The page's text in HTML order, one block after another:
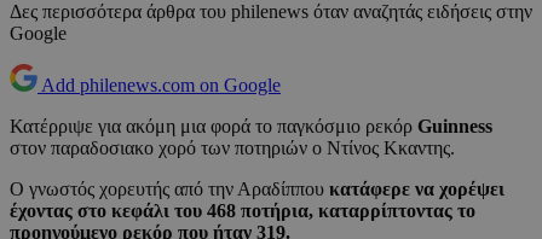
Δες περισσότερα άρθρα του philenews όταν αναζητάς ειδήσεις στην
Google
Add philenews.com on Google
Κατέρριψε για ακόμη μια φορά το παγκόσμιο ρεκόρ Guinness
στον παραδοσιακο χορό των ποτηριών ο Ντίνος Κκαντης.
Ο γνωστός χορευτής από την Αραδίππου κατάφερε να χορέψει
έχοντας στο κεφάλι του 468 ποτήρια, καταρρίπτοντας το
προηγούμενο ρεκόρ που ήταν 319.